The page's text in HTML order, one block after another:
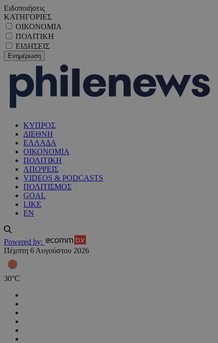
Ειδοποιήσεις
ΚΑΤΗΓΟΡΙΕΣ
ΟΙΚΟΝΟΜΙΑ
ΠΟΛΙΤΙΚΗ
ΕΙΔΗΣΕΙΣ
ΚΥΠΡΟΣ
ΔΙΕΘΝΗ
ΕΛΛΑΔΑ
ΟΙΚΟΝΟΜΙΑ
ΠΟΛΙΤΙΚΗ
ΑΠΟΨΕΙΣ
VIDEOS & PODCASTS
ΠΟΛΙΤΙΣΜΟΣ
GOAL
LIKE
EN
Powered by:
Πέμπτη 6 Αυγούστου 2026
30°C